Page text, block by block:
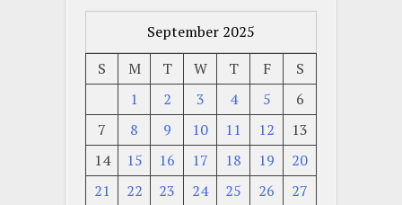
September 2025
S
M T W T F
S
1
2 3 4 5
6
7
8 9 10 11 12
13
14
15 16 17 18 19
20
21
22 23 24 25 26
27